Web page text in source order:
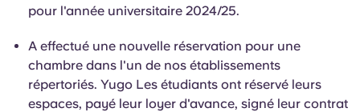
Español
Choisissez une résidence
Se connecter
pour l'année universitaire 2024/25.
A effectué une nouvelle réservation pour une
chambre dans l'un de nos établissements
répertoriés. Yugo Les étudiants ont réservé leurs
espaces, payé leur loyer d'avance, signé leur contrat